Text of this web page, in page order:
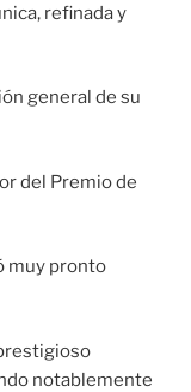
refinada y
general de su
del Premio de
muy pronto
notablemente